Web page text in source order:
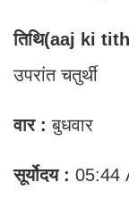
तिथि(aaj ki
उपरांत चतुर्थी
वार :बुधवार
सूर्योदय : 05:44